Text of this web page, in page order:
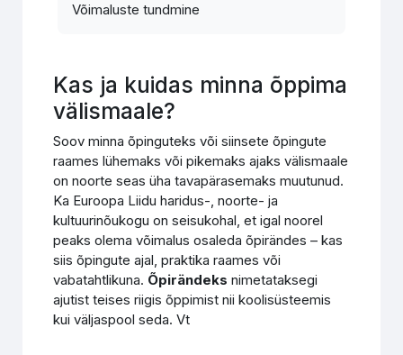
Võimaluste tundmine
Kas ja kuidas minna õppima
välismaale?
Soov minna õpinguteks või siinsete õpingute
raames lühemaks või pikemaks ajaks välismaale
on noorte seas üha tavapärasemaks muutunud.
Ka Euroopa Liidu haridus-, noorte- ja
kultuurinõukogu on seisukohal, et igal noorel
peaks olema võimalus osaleda õpirändes – kas
siis õpingute ajal, praktika raames või
vabatahtlikuna. Õpirändeks nimetataksegi
ajutist teises riigis õppimist nii koolisüsteemis
kui väljaspool seda. Vt